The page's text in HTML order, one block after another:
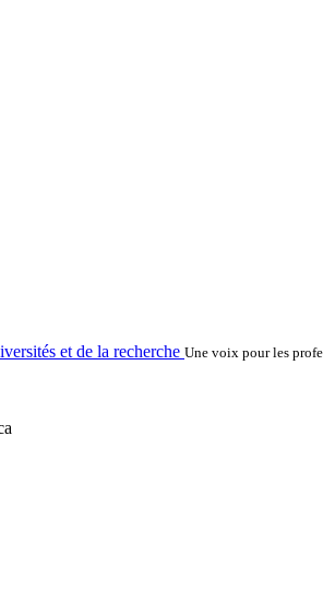
et de la recherche Une voix pour les